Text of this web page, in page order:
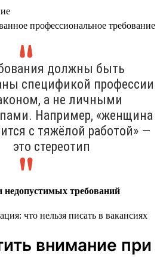
профессиональное требование
должны быть
спецификой профессии
а не личными
Например, «женщина
с тяжёлой работой» —
это стереотип
требований
внимание при